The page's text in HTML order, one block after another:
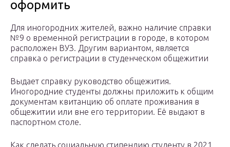
оформить
Для иногородних жителей, важно наличие справки
№9 о временной регистрации в городе, в котором
расположен ВУЗ. Другим вариантом, является
справка о регистрации в студенческом общежитии
Выдает справку руководство общежития.
Иногородние студенты должны приложить к общим
документам квитанцию об оплате проживания в
общежитии или вне его территории. Её выдают в
паспортном столе.
Как сделать социальную стипендию студенту в 2021